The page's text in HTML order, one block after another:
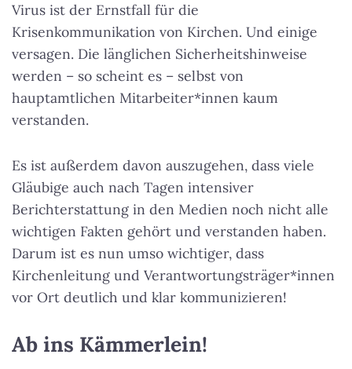
Virus ist der Ernstfall für die
Krisenkommunikation von Kirchen. Und einige
versagen. Die länglichen Sicherheitshinweise
werden – so scheint es – selbst von
hauptamtlichen Mitarbeiter*innen kaum
verstanden.
Es ist außerdem davon auszugehen, dass viele
Gläubige auch nach Tagen intensiver
Berichterstattung in den Medien noch nicht alle
wichtigen Fakten gehört und verstanden haben.
Darum ist es nun umso wichtiger, dass
Kirchenleitung und Verantwortungsträger*innen
vor Ort deutlich und klar kommunizieren!
Ab ins Kämmerlein!